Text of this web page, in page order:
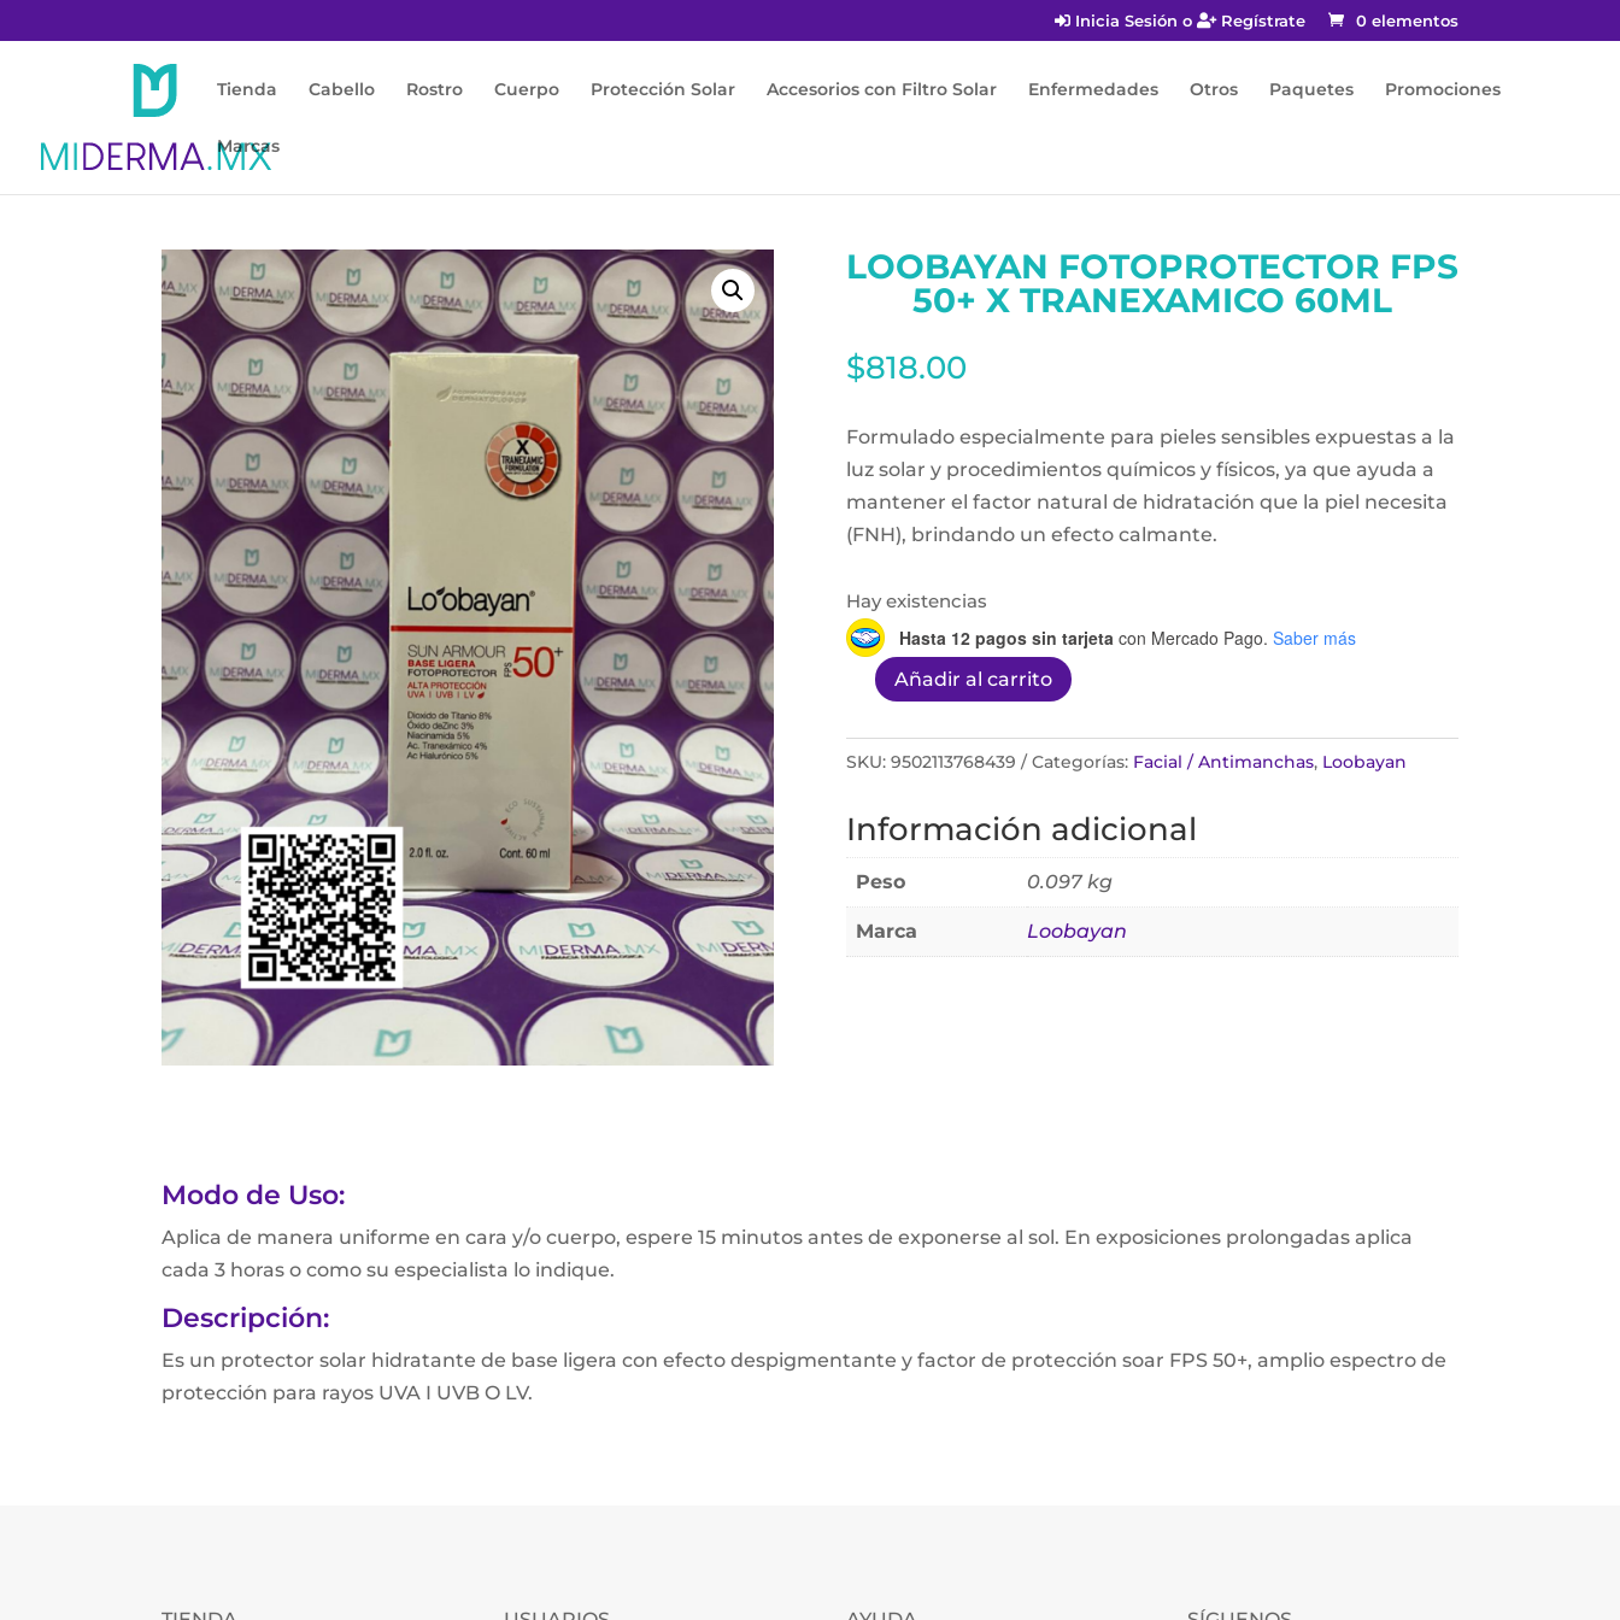
Inicia Sesión o Regístrate 0 elementos
Tienda Cabello Rostro Cuerpo Protección Solar Accesorios con Filtro Solar Enfermedades Otros Paquetes Promociones
Marcas
LOOBAYAN FOTOPROTECTOR FPS
50+ X TRANEXAMICO 60ML
$818.00
Formulado especialmente para pieles sensibles expuestas a la
luz solar y procedimientos químicos y físicos, ya que ayuda a
mantener el factor natural de hidratación que la piel necesita
(FNH), brindando un efecto calmante.
Hay existencias
Hasta 12 pagos sin tarjeta con Mercado Pago. Saber más
Loobayan
Fps
X
Tranexamico
60ml
cantidad
Añadir al carrito
SKU: 9502113768439 Categorías: Facial / Antimanchas, Loobayan
Información adicional
Peso 0.097 kg
Marca Loobayan
Modo de Uso:
Aplica de manera uniforme en cara y/o cuerpo, espere 15 minutos antes de exponerse al sol. En exposiciones prolongadas aplica
cada 3 horas o como su especialista lo indique.
Descripción:
Es un protector solar hidratante de base ligera con efecto despigmentante y factor de protección soar FPS 50+, amplio espectro de
protección para rayos UVA I UVB O LV.